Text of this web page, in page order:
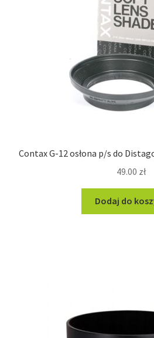
Contax G-12 osłona p/s do
49.00 zł
Dodaj do